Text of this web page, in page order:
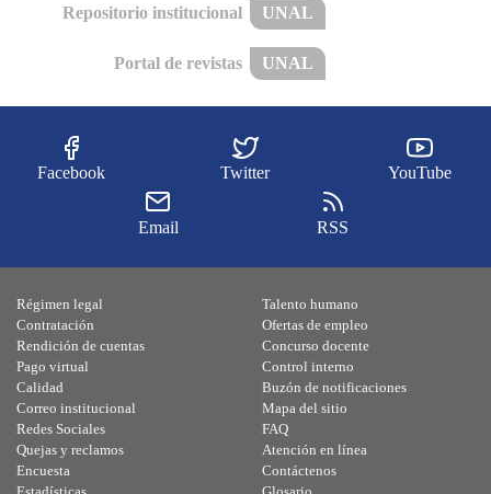
Repositorio institucional UNAL
Portal de revistas UNAL
Facebook Twitter YouTube
Email RSS
Régimen legal
Contratación
Rendición de cuentas
Pago virtual
Calidad
Talento humano
Ofertas de empleo
Concurso docente
Control interno
Buzón de notificaciones
Correo institucional
Redes Sociales
Quejas y reclamos
Encuesta
Mapa del sitio
FAQ
Atención en línea
Contáctenos